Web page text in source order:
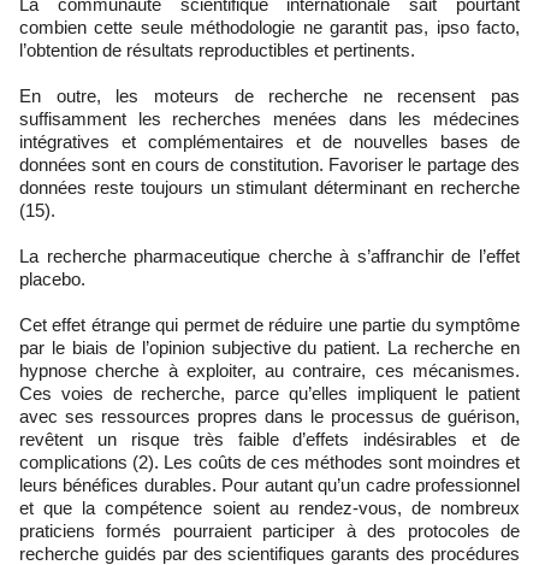
La communauté scientifique internationale sait pourtant
combien cette seule méthodologie ne garantit pas, ipso facto,
l’obtention de résultats reproductibles et pertinents.
En outre, les moteurs de recherche ne recensent pas
suffisamment les recherches menées dans les médecines
intégratives et complémentaires et de nouvelles bases de
données sont en cours de constitution. Favoriser le partage des
données reste toujours un stimulant déterminant en recherche
(15).
La recherche pharmaceutique cherche à s’affranchir de l’effet
placebo.
Cet effet étrange qui permet de réduire une partie du symptôme
par le biais de l’opinion subjective du patient. La recherche en
hypnose cherche à exploiter, au contraire, ces mécanismes.
Ces voies de recherche, parce qu’elles impliquent le patient
avec ses ressources propres dans le processus de guérison,
revêtent un risque très faible d’effets indésirables et de
complications (2). Les coûts de ces méthodes sont moindres et
leurs bénéfices durables. Pour autant qu’un cadre professionnel
et que la compétence soient au rendez-vous, de nombreux
praticiens formés pourraient participer à des protocoles de
recherche guidés par des scientifiques garants des procédures